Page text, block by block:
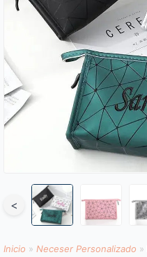
<
Inicio » Neceser Personalizado »